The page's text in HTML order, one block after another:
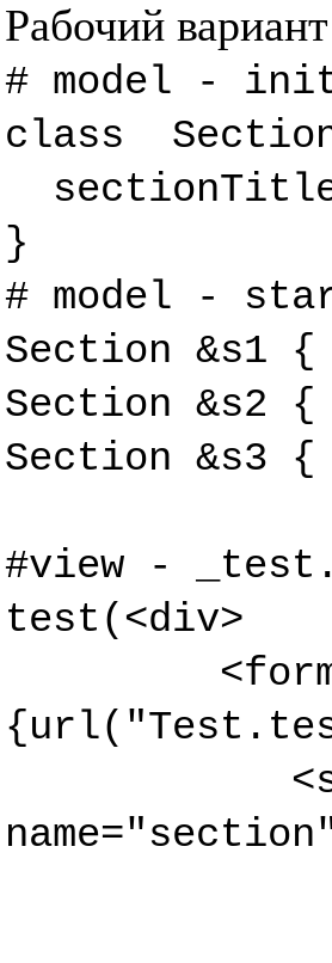
# model -
class
}
# model -
Section
Section
Section
#view -
test(<div>